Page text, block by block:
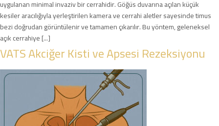
uygulanan minimal invaziv bir cerrahidir. Göğüs duvarına açılan küçük
kesiler aracılığıyla yerleştirilen kamera ve cerrahi aletler sayesinde timus
bezi doğrudan görüntülenir ve tamamen çıkarılır. Bu yöntem, geleneksel
açık cerrahiye [...]
VATS Akciğer Kisti ve Apsesi Rezeksiyonu